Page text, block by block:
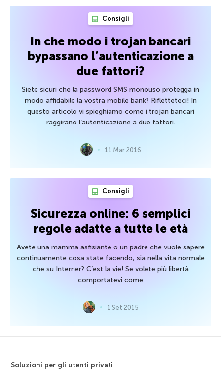
Consigli
In che modo i trojan bancari
bypassano l’autenticazione a
due fattori?
Siete sicuri che la password SMS monouso protegga in
modo affidabile la vostra mobile bank? Rifletteteci! In
questo articolo vi spieghiamo come i trojan bancari
raggirano l’autenticazione a due fattori.
11 Mar 2016
Consigli
Sicurezza online: 6 semplici
regole adatte a tutte le età
Avete una mamma asfisiante o un padre che vuole sapere
continuamente cosa state facendo, sia nella vita normale
che su Interner? C’est la vie! Se volete più libertà
comportatevi come
1 Set 2015
Soluzioni per gli utenti privati